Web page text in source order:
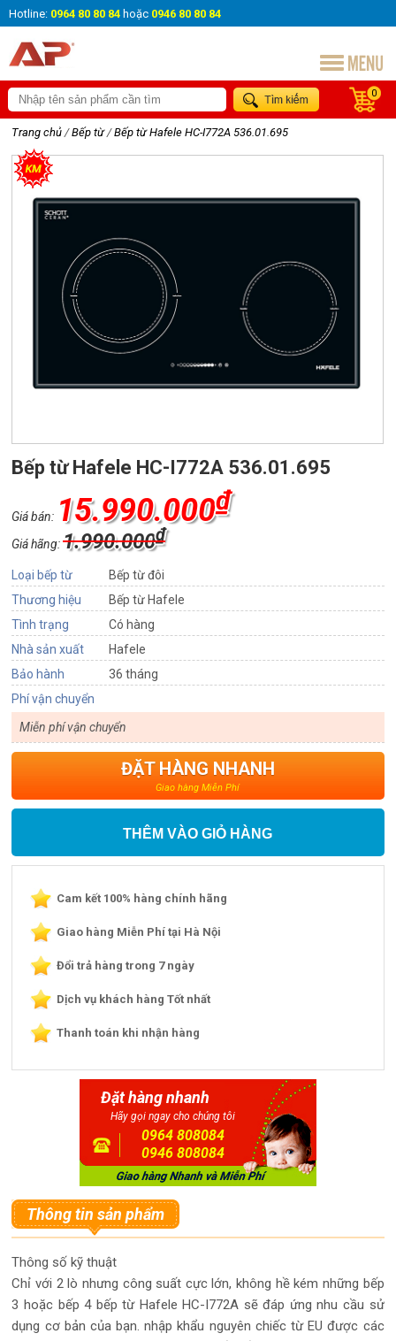
Hotline: 0964 80 80 84 hoặc 0946 80 80 84
0
Trang chủ / Bếp từ / Bếp từ Hafele HC-I772A 536.01.695
Bếp từ Hafele HC-I772A 536.01.695
Giá bán: 15.990.000₫
Giá hãng:1.990.000₫
Loại bếp từ
Bếp từ đôi
Thương hiệu
Bếp từ Hafele
Tình trạng
Có hàng
Nhà sản xuất
Hafele
Bảo hành
36 tháng
Phí vận chuyển
Miễn phí vận chuyển
ĐẶT HÀNG NHANH
Giao hàng Miễn Phí
THÊM VÀO GIỎ HÀNG
Cam kết 100% hàng chính hãng
Giao hàng Miễn Phí tại Hà Nội
Đổi trả hàng trong 7 ngày
Dịch vụ khách hàng Tốt nhất
Thanh toán khi nhận hàng
Đặt hàng nhanh
Hãy gọi ngay cho chúng tôi
0964 808084
0946 808084
Thông tin sản phẩm
Thông số kỹ thuật
Chỉ với 2 lò nhưng công suất cực lớn, không hề kém những bếp
3 hoặc bếp 4 bếp từ Hafele HC-I772A sẽ đáp ứng nhu cầu sử
dụng cơ bản của bạn. nhập khẩu nguyên chiếc từ EU được các